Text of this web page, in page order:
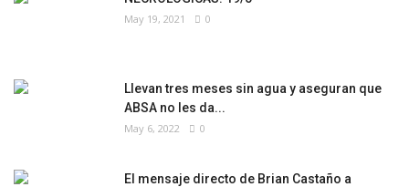
May 19, 2021 0
Llevan tres meses sin agua y aseguran que
ABSA no les da...
May 6, 2022 0
El mensaje directo de Brian Castaño a